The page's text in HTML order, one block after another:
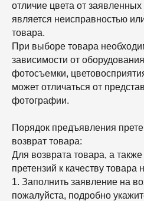
отличие цвета от
является неисправностью
товара.
При выборе товара
зависимости от
фотосъемки,
может отличаться от
фотографии.
Порядок предъявления
возврат товара:
Для возврата товара, а
претензий к качеству товара
1. Заполнить заявление на
пожалуйста, подробно